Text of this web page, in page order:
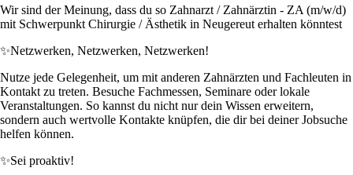
Wir sind der Meinung, dass du so Zahnarzt / Zahnärztin - ZA (m/w/d)
mit Schwerpunkt Chirurgie / Ästhetik in Neugereut erhalten könntest
✨Netzwerken, Netzwerken, Netzwerken!
Nutze jede Gelegenheit, um mit anderen Zahnärzten und Fachleuten in
Kontakt zu treten. Besuche Fachmessen, Seminare oder lokale
Veranstaltungen. So kannst du nicht nur dein Wissen erweitern,
sondern auch wertvolle Kontakte knüpfen, die dir bei deiner Jobsuche
helfen können.
✨Sei proaktiv!